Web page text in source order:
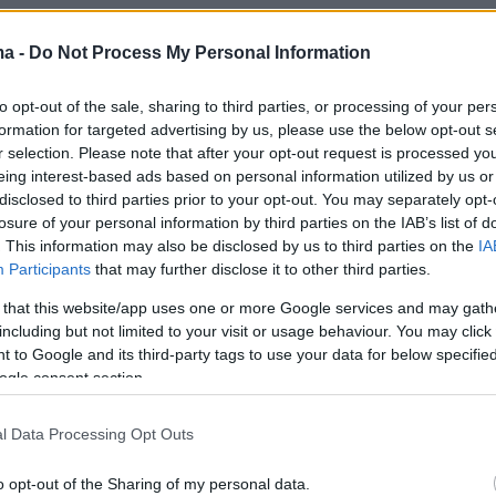
- Do Not Process My Personal Information
opt-out of the sale, sharing to third parties, or processing of your
for targeted advertising by us, please use the below opt-out
selection. Please note that after your opt-out request is processed
interest-based ads based on personal information utilized by us
to third parties prior to your opt-out. You may separately
of your personal information by third parties on the IAB’s list of
This information may also be disclosed by us to third parties on the
Participants that may further disclose it to other third parties.
that this website/app uses one or more Google services and may
but not limited to your visit or usage behaviour. You may
to Google and its third-party tags to use your data for below
consent section.
Data Processing Opt Outs
opt-out of the Sharing of my personal data.
με μηνιγγοεγκεφαλίτιδα ο
μαθητής του 6ου ΕΠΑΛ -
4 σχολεία
διερευνάται και δείγμα προς περαιτέρω έλεγχο
να σταλεί προς εξέταση στο Κέντρο Αναφοράς
του ΕΟΔΥ - Τι αναφέρουν πηγές του Οργανισμού
φωτιά η ασθενής στο
του «Αλεξάνδρα» -
εγκαύματα 2ου βαθμού, μιλούν
αστοχία υλικού»
έχει διαταχθεί Ένορκη Διοικητική Εξέταση -